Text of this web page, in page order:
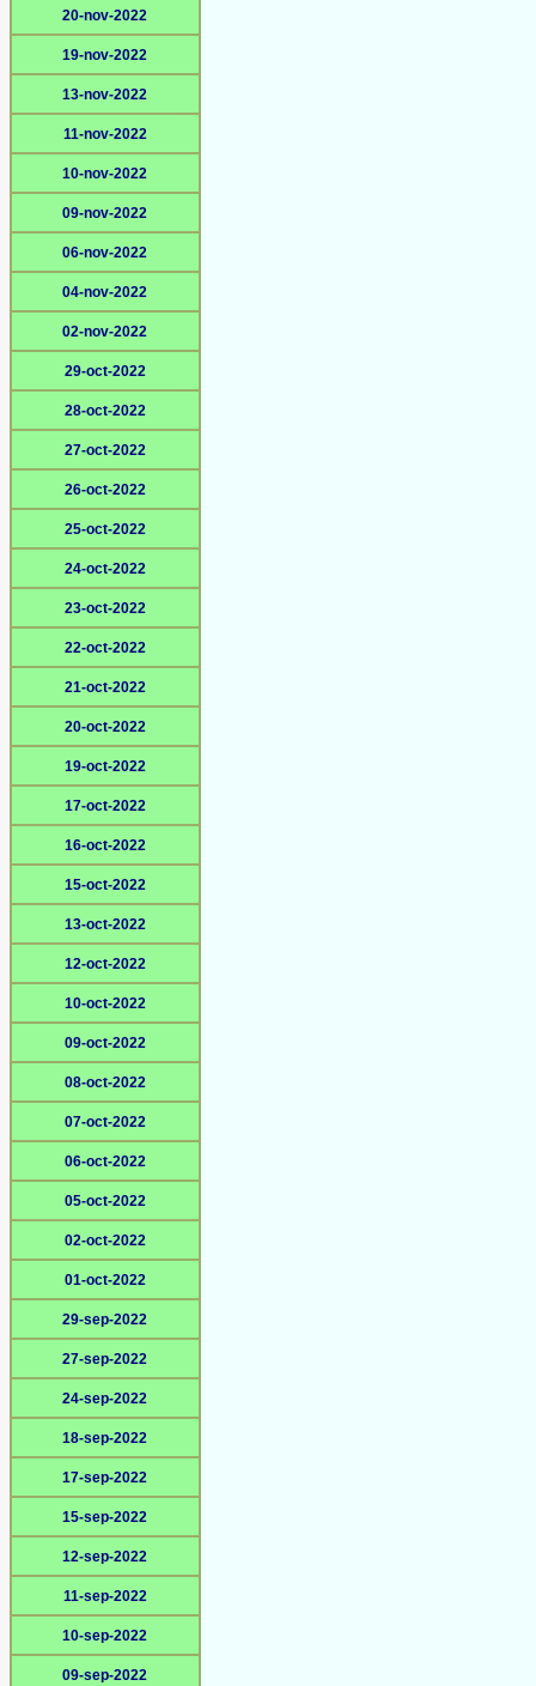
20-nov-2022
19-nov-2022
13-nov-2022
11-nov-2022
10-nov-2022
09-nov-2022
06-nov-2022
04-nov-2022
02-nov-2022
29-oct-2022
28-oct-2022
27-oct-2022
26-oct-2022
25-oct-2022
24-oct-2022
23-oct-2022
22-oct-2022
21-oct-2022
20-oct-2022
19-oct-2022
17-oct-2022
16-oct-2022
15-oct-2022
13-oct-2022
12-oct-2022
10-oct-2022
09-oct-2022
08-oct-2022
07-oct-2022
06-oct-2022
05-oct-2022
02-oct-2022
01-oct-2022
29-sep-2022
27-sep-2022
24-sep-2022
18-sep-2022
17-sep-2022
15-sep-2022
12-sep-2022
11-sep-2022
10-sep-2022
09-sep-2022